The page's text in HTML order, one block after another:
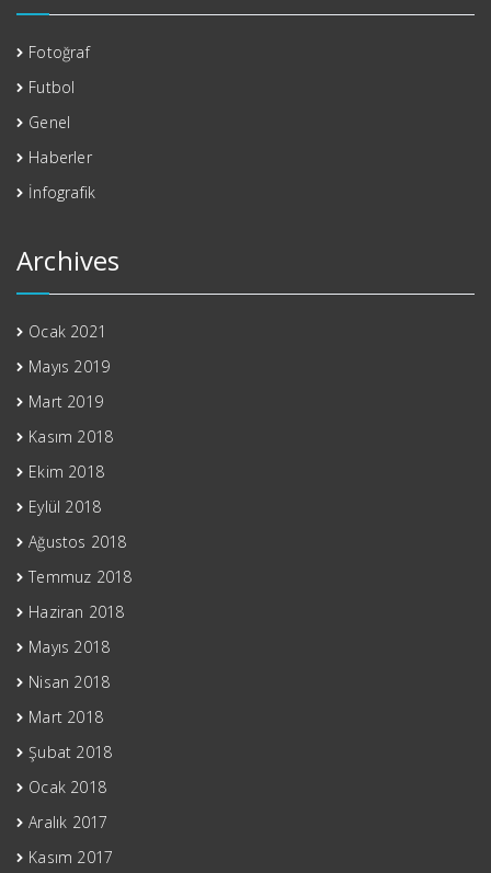
Fotoğraf
Futbol
Genel
Haberler
İnfografik
Archives
Ocak 2021
Mayıs 2019
Mart 2019
Kasım 2018
Ekim 2018
Eylül 2018
Ağustos 2018
Temmuz 2018
Haziran 2018
Mayıs 2018
Nisan 2018
Mart 2018
Şubat 2018
Ocak 2018
Aralık 2017
Kasım 2017